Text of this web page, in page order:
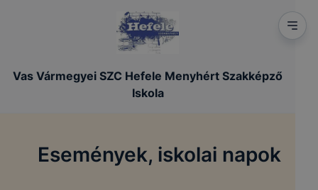
Vas Vármegyei SZC Hefele Menyhért Szakképző
Iskola
Események, iskolai napok